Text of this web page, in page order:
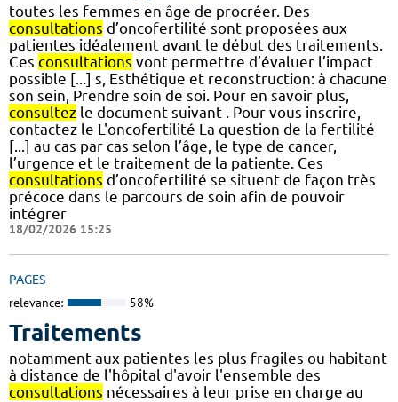
toutes les femmes en âge de procréer. Des
consultations d’oncofertilité sont proposées aux
patientes idéalement avant le début des traitements.
Ces consultations vont permettre d’évaluer l’impact
possible [...] s, Esthétique et reconstruction: à chacune
son sein, Prendre soin de soi. Pour en savoir plus,
consultez le document suivant . Pour vous inscrire,
contactez le L'oncofertilité La question de la fertilité
[...] au cas par cas selon l’âge, le type de cancer,
l’urgence et le traitement de la patiente. Ces
consultations d’oncofertilité se situent de façon très
précoce dans le parcours de soin afin de pouvoir
intégrer
18/02/2026 15:25
PAGES
relevance: 58%
Traitements
notamment aux patientes les plus fragiles ou habitant
à distance de l'hôpital d'avoir l'ensemble des
consultations nécessaires à leur prise en charge au